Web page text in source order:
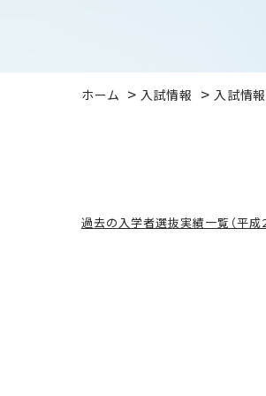
ホーム 入試情報 入試情
過去の入学者選抜実績一覧（平成